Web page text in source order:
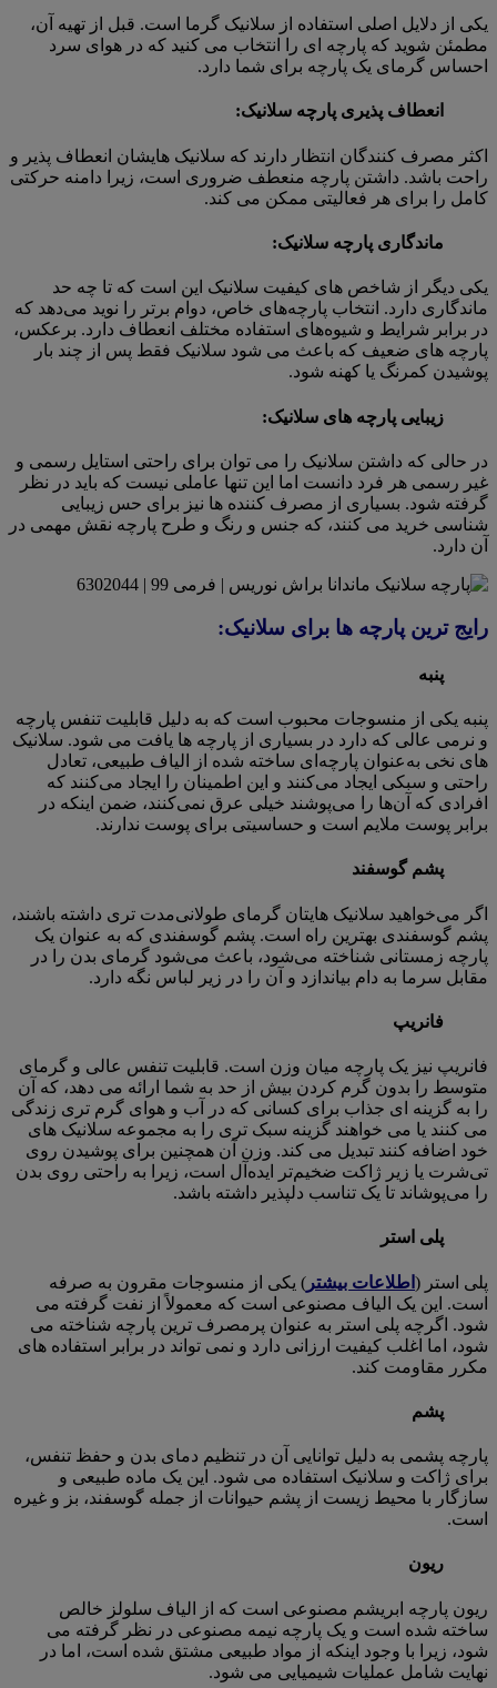
یکی از دلایل اصلی استفاده از سلانیک گرما است. قبل از تهیه آن،
مطمئن شوید که پارچه ای را انتخاب می کنید که در هوای سرد
احساس گرمای یک پارچه برای شما دارد.
انعطاف پذیری پارچه سلانیک:
اکثر مصرف کنندگان انتظار دارند که سلانیک هایشان انعطاف پذیر و
راحت باشد. داشتن پارچه منعطف ضروری است، زیرا دامنه حرکتی
کامل را برای هر فعالیتی ممکن می کند.
ماندگاری پارچه سلانیک:
یکی دیگر از شاخص های کیفیت سلانیک این است که تا چه حد
ماندگاری دارد. انتخاب پارچه‌های خاص، دوام برتر را نوید می‌دهد که
در برابر شرایط و شیوه‌های استفاده مختلف انعطاف دارد. برعکس،
پارچه های ضعیف که باعث می شود سلانیک فقط پس از چند بار
پوشیدن کمرنگ یا کهنه شود.
زیبایی پارچه های سلانیک:
در حالی که داشتن سلانیک را می توان برای راحتی استایل رسمی و
غیر رسمی هر فرد دانست اما این تنها عاملی نیست که باید در نظر
گرفته شود. بسیاری از مصرف کننده ها نیز برای حس زیبایی
شناسی خرید می کنند، که جنس و رنگ و طرح پارچه نقش مهمی در
آن دارد.
رایج ترین پارچه ها برای سلانیک:
پنبه
پنبه یکی از منسوجات محبوب است که به دلیل قابلیت تنفس پارچه
و نرمی عالی که دارد در بسیاری از پارچه ها یافت می شود. سلانیک
های نخی به‌عنوان پارچه‌ای ساخته شده از الیاف طبیعی، تعادل
راحتی و سبکی ایجاد می‌کنند و این اطمینان را ایجاد می‌کنند که
افرادی که آن‌ها را می‌پوشند خیلی عرق نمی‌کنند، ضمن اینکه در
برابر پوست ملایم است و حساسیتی برای پوست ندارند.
پشم گوسفند
اگر می‌خواهید سلانیک ‌هایتان گرمای طولانی‌مدت تری داشته باشند،
پشم گوسفندی بهترین راه است. پشم گوسفندی که به عنوان یک
پارچه زمستانی شناخته می‌شود، باعث می‌شود گرمای بدن را در
مقابل سرما به دام بیاندازد و آن را در زیر لباس نگه دارد.
فانریپ
فانریپ نیز یک پارچه میان وزن است. قابلیت تنفس عالی و گرمای
متوسط را بدون گرم کردن بیش از حد به شما ارائه می دهد، که آن
را به گزینه ای جذاب برای کسانی که در آب و هوای گرم تری زندگی
می کنند یا می خواهند گزینه سبک تری را به مجموعه سلانیک های
خود اضافه کنند تبدیل می کند. وزن آن همچنین برای پوشیدن روی
تی‌شرت یا زیر ژاکت ضخیم‌تر ایده‌آل است، زیرا به راحتی روی بدن
را می‌پوشاند تا یک تناسب دلپذیر داشته باشد.
پلی استر
پلی استر ( اطلاعات بیشتر ) یکی از منسوجات مقرون به صرفه
است. این یک الیاف مصنوعی است که معمولاً از نفت گرفته می
شود. اگرچه پلی استر به عنوان پرمصرف ترین پارچه شناخته می
شود، اما اغلب کیفیت ارزانی دارد و نمی تواند در برابر استفاده های
مکرر مقاومت کند.
پشم
پارچه پشمی به دلیل توانایی آن در تنظیم دمای بدن و حفظ تنفس،
برای ژاکت و سلانیک استفاده می شود. این یک ماده طبیعی و
سازگار با محیط زیست از پشم حیوانات از جمله گوسفند، بز و غیره
است.
ریون
ریون پارچه ابریشم مصنوعی است که از الیاف سلولز خالص
ساخته شده است و یک پارچه نیمه مصنوعی در نظر گرفته می
شود، زیرا با وجود اینکه از مواد طبیعی مشتق شده است، اما در
نهایت شامل عملیات شیمیایی می شود.